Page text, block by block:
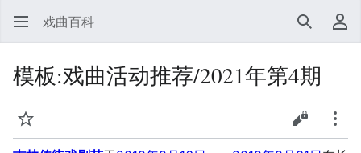
戏曲百科 搜索 用
模板:戏曲活动推荐/2021年第4期
监视 查看源代
更多